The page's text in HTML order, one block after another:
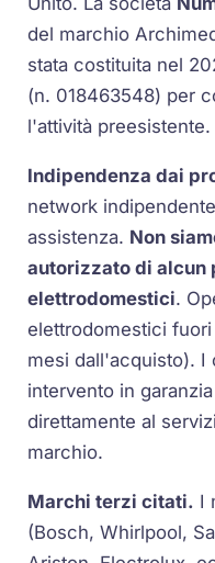
del marchio
stata costituita nel
(n. 018463548) per
l'attività preesistente.
Indipendenza dai
network
assistenza. Non
autorizzato di alcun
elettrodomestici.
elettrodomestici
mesi dall'acquisto).
intervento in
direttamente al
marchio.
Marchi terzi citati. I
(Bosch, Whirlpool,